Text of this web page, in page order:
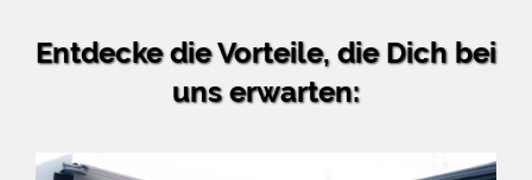
Entdecke die Vorteile, die Dich bei
uns erwarten: